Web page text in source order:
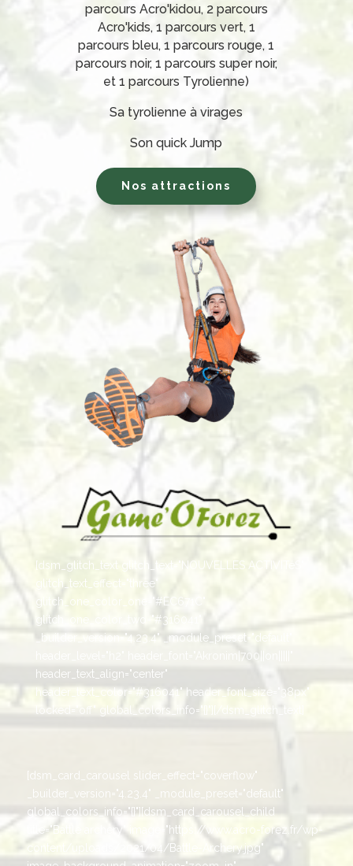
parcours Acro'kidou, 2 parcours
Acro'kids, 1 parcours vert, 1
parcours bleu, 1 parcours rouge, 1
parcours noir, 1 parcours super noir,
et 1 parcours Tyrolienne)
Sa tyrolienne à virages
Son quick Jump
Nos attractions
[dsm_glitch_text glitch_text="NOUVELLES ACTIVITéS"
glitch_text_effect="three"
glitch_one_color_one="#EC671C"
glitch_one_color_two="#316041"
_builder_version="4.23.4" _module_preset="default"
header_level="h2" header_font="Akronim|700||on|||||"
header_text_align="center"
header_text_color="#316041" header_font_size="38px"
locked="off" global_colors_info="{}"][/dsm_glitch_text]
[dsm_card_carousel slider_effect="coverflow"
_builder_version="4.23.4" _module_preset="default"
global_colors_info="{}"][dsm_card_carousel_child
title="Battle archery" image="https://www.acro-forez.fr/wp-
content/uploads/2021/04/Battle-Archery.jpg"